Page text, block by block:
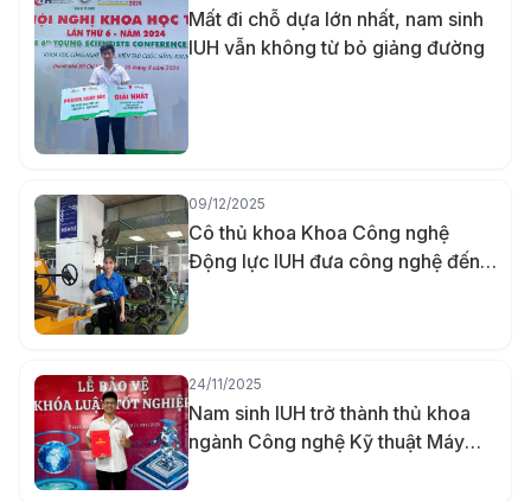
Mất đi chỗ dựa lớn nhất, nam sinh
IUH vẫn không từ bỏ giảng đường
09/12/2025
Cô thủ khoa Khoa Công nghệ
Động lực IUH đưa công nghệ đến
gần hơn với người khuyết tật bằng
24/11/2025
Nam sinh IUH trở thành thủ khoa
ngành Công nghệ Kỹ thuật Máy
tính nhờ khả năng ghi nhớ vượt trội